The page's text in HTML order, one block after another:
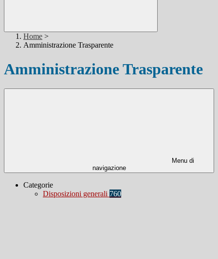
Home >
Amministrazione Trasparente
Amministrazione Trasparente
Menu di
navigazione
Categorie
Disposizioni generali 760